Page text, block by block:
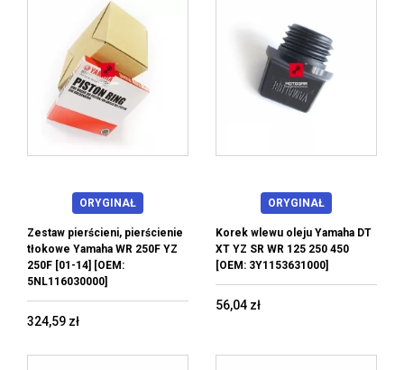
ORYGINAŁ
Zestaw pierścieni, pierścienie
tłokowe Yamaha WR 250F YZ
250F [01-14] [OEM:
5NL116030000]
324,59 zł
ORYGINAŁ
Korek wlewu oleju Yamaha DT
XT YZ SR WR 125 250 450
[OEM: 3Y1153631000]
56,04 zł